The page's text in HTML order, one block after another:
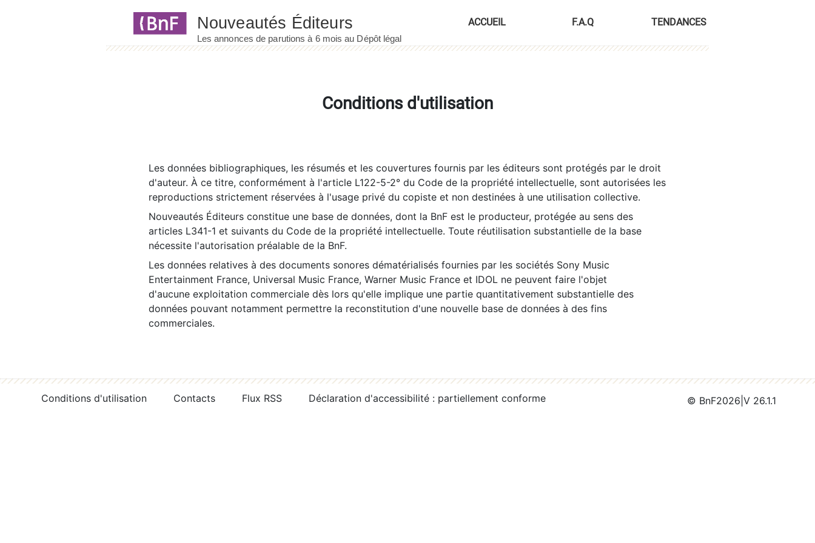
ACCUEIL F.A.Q TENDANCES
Conditions d'utilisation
Les données bibliographiques, les résumés et les couvertures fournis par les éditeurs sont protégés par le droit
d'auteur. À ce titre, conformément à l'article L122-5-2° du Code de la propriété intellectuelle, sont autorisées les
reproductions strictement réservées à l'usage privé du copiste et non destinées à une utilisation collective.
Nouveautés Éditeurs constitue une base de données, dont la BnF est le producteur, protégée au sens des
articles L341-1 et suivants du Code de la propriété intellectuelle. Toute réutilisation substantielle de la base
nécessite l'autorisation préalable de la BnF.
Les données relatives à des documents sonores dématérialisés fournies par les sociétés Sony Music
Entertainment France, Universal Music France, Warner Music France et IDOL ne peuvent faire l'objet
d'aucune exploitation commerciale dès lors qu'elle implique une partie quantitativement substantielle des
données pouvant notamment permettre la reconstitution d'une nouvelle base de données à des fins
commerciales.
Conditions d'utilisation Contacts Flux RSS Déclaration d'accessibilité : partiellement conforme © BnF2026 V 26.1.1